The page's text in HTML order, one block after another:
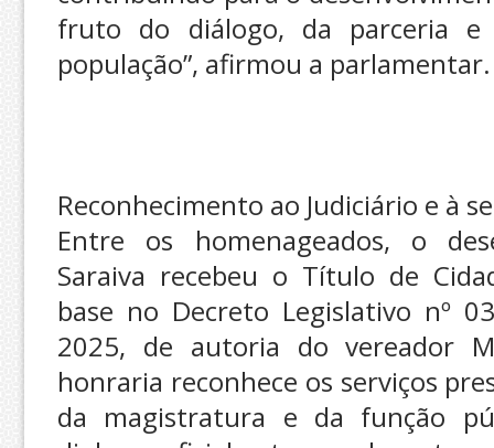
fruto do diálogo, da parceria
população”, afirmou a parlamentar.
Reconhecimento ao Judiciário e à
Entre os homenageados, o
Saraiva recebeu o Título de
base no Decreto Legislativo nº
2025, de autoria do vereador
honraria reconhece os serviços
da magistratura e da função